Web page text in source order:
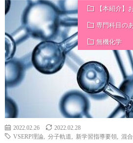
【本紹介】
専門科目の
無機化学
2022.02.26
2022.02.28
VSERP理論
分子軌道 新学習指導要領 混